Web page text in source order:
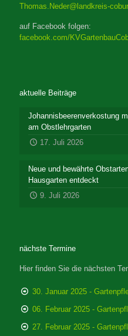
Thomas.Neder@landkreis-
auf Facebook folgen:
facebook.com/
aktuelle Beiträge
Johannisbeerenverkostung
am Obstlehrgarten
17. Juli 2026
Neue und bewährte
Hausgarten entdeckt
9. Juli 2026
nächste Termine
Hier finden Sie die nächsten
30. Januar 2025 -
06. Februar 2025 -
27. Februar 2025 -